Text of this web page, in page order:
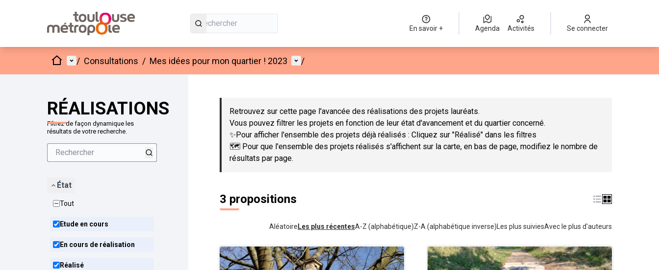
En savoir + Agenda Activités Se connecter
AccueilMenu principal
/ Consultations / Mes idées pour mon quartier ! 2023 Menu utilisateur
/
RÉALISATIONS
Filtrez de façon dynamique les
résultats de votre recherche.
État
Tout
Etude en cours
En cours de réalisation
Réalisé
Passer la carte
Retrouvez sur cette page l'avancée des réalisations des projets lauréats.
Vous pouvez filtrer les projets en fonction de leur état d'avancement et du quartier concerné.
✨Pour afficher l'ensemble des projets déjà réalisés : Cliquez sur "Réalisé" dans les filtres
🗺️ Pour que l'ensemble des projets réalisés s'affichent sur la carte, en bas de page, modifiez le nombre de
résultats par page.
3 propositions
Aléatoire Les plus récentesA-Z (alphabétique)Z-A (alphabétique inverse) Les plus suiviesAvec le plus d'auteurs